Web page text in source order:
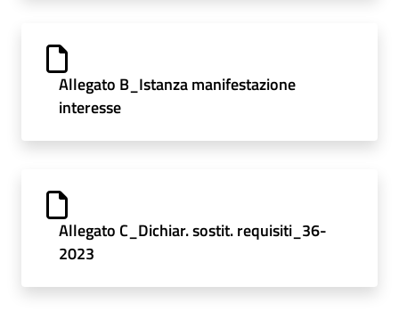
Allegato B_Istanza manifestazione
interesse
Allegato C_Dichiar. sostit. requisiti_36-
2023